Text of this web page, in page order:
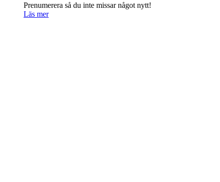
Prenumerera så du inte missar något nytt!
Läs mer